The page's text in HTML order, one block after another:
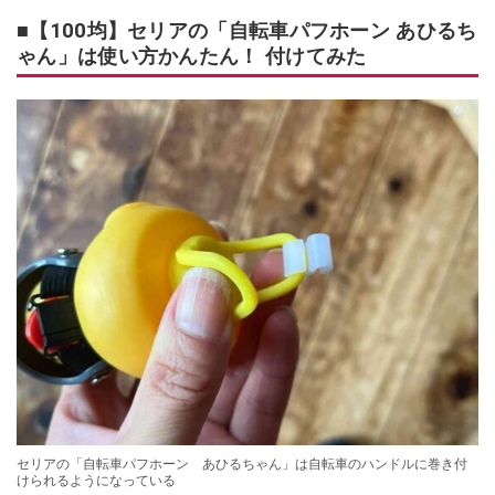
■【100均】セリアの「自転車パフホーン あひるち
ゃん」は使い方かんたん！ 付けてみた
セリアの「自転車パフホーン あひるちゃん」は自転車のハンドルに巻き付
けられるようになっている